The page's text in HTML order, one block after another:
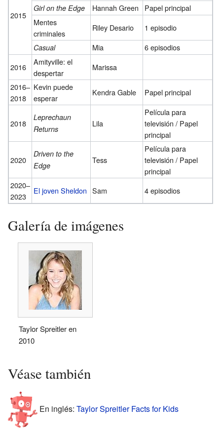
2015
Girl on the Edge Hannah Green
Papel principal
Mentes
criminales
Riley Desario 1 episodio
Casual Mia
6 episodios
2016
Amityville: el
despertar
Marissa
2016–
2018
Kevin puede
esperar
Kendra Gable Papel principal
2018
Leprechaun
Returns
Lila
Película para
televisión / Papel
principal
2020
Driven to the
Edge
Tess
Película para
televisión / Papel
principal
2020–
2023
El joven Sheldon Sam 4 episodios
Galería de imágenes
Taylor Spreitler en
2010
Véase también
En inglés: Taylor Spreitler Facts for Kids